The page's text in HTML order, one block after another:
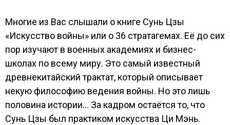
Многие из Вас слышали о книге Сунь Цзы
«Искусство войны» или о 36 стратагемах. Её до сих
пор изучают в военных академиях и бизнес-
школах по всему миру. Это самый известный
древнекитайский трактат, который описывает
некую философию ведения войны. Но это лишь
половина истории… За кадром остаётся то, что
Сунь Цзы был практиком искусства Ци Мэнь.